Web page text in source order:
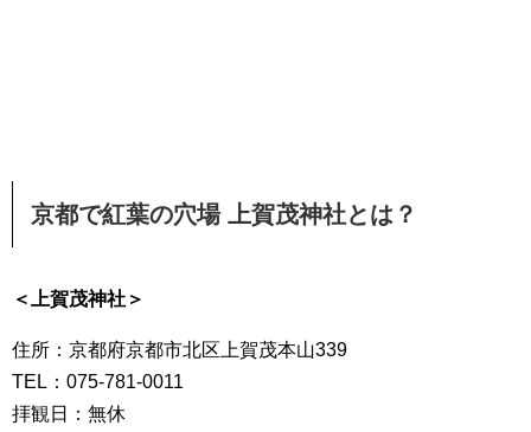
京都で紅葉の穴場 上賀茂神社とは？
＜上賀茂神社＞
住所：京都府京都市北区上賀茂本山339
TEL：075-781-0011
拝観日：無休